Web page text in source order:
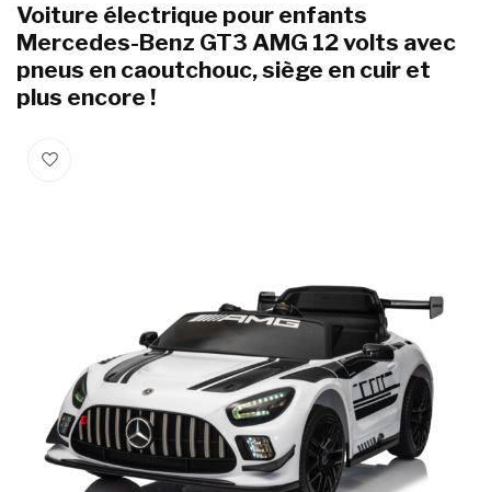
Voiture électrique pour enfants
Mercedes-Benz GT3 AMG 12 volts avec
pneus en caoutchouc, siège en cuir et
plus encore !